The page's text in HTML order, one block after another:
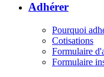
Adhérer
Pourquoi
Cotisations
Formulaire
Formulaire